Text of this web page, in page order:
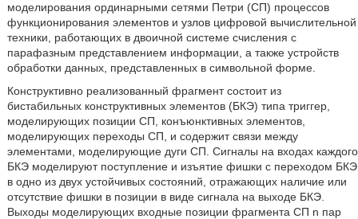
моделирования ординарными сетями Петри (СП) процессов
функционирования элементов и узлов цифровой вычислительной
техники, работающих в двоичной системе счисления с
парафазным представлением информации, а также устройств
обработки данных, представленных в символьной форме.
Конструктивно реализованный фрагмент состоит из
бистабильных конструктивных элементов (БКЭ) типа триггер,
моделирующих позиции СП, конъюнктивных элементов,
моделирующих переходы СП, и содержит связи между
элементами, моделирующие дуги СП. Сигналы на входах каждого
БКЭ моделируют поступление и изъятие фишки с переходом БКЭ
в одно из двух устойчивых состояний, отражающих наличие или
отсутствие фишки в позиции в виде сигнала на выходе БКЭ.
Выходы моделирующих входные позиции фрагмента СП n пар